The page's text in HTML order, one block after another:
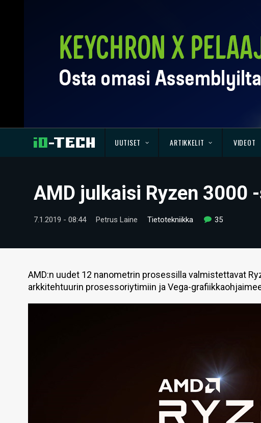
UUTISET ARTIKKELIT VIDEOT
AMD julkaisi Ryzen 3000
7.1.2019 - 08:44 Petrus Laine Tietotekniikka 35
AMD:n uudet 12 nanometrin prosessilla valmistettavat
arkkitehtuurin prosessoriytimiin ja Vega-